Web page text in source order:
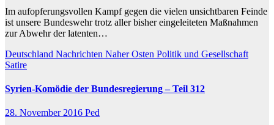
Im aufopferungsvollen Kampf gegen die vielen unsichtbaren Feinde
ist unsere Bundeswehr trotz aller bisher eingeleiteten Maßnahmen
zur Abwehr der latenten…
Deutschland Nachrichten Naher Osten Politik und Gesellschaft
Satire
Syrien-Komödie der Bundesregierung – Teil 312
28. November 2016 Ped